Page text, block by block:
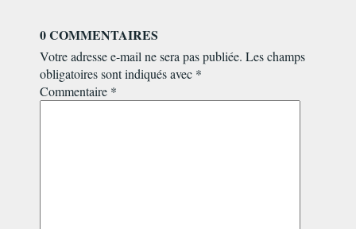
0 COMMENTAIRES
Votre adresse e-mail ne sera pas publiée. Les champs
obligatoires sont indiqués avec *
Commentaire *